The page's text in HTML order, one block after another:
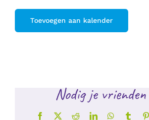
Toevoegen aan kalender
Nodig je
Facebook
X RedditLinkedInWhatsApp